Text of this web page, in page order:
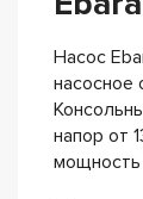
Насос
насосное
напор от
мощность